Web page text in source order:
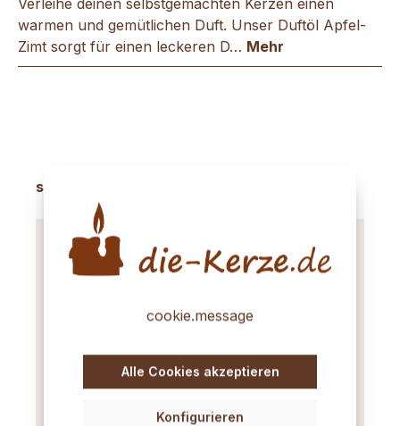
Verleihe deinen selbstgemachten Kerzen einen
warmen und gemütlichen Duft. Unser Duftöl Apfel-
Zimt sorgt für einen leckeren D… Mehr
Produktgalerie überspringen
sinnvolles Zubehör
cookie.message
Konfigurieren
Alle Cookies akzeptieren